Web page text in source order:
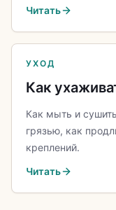
Читать
УХОД
Как
Как мыть и
грязью, как
креплений.
Читать